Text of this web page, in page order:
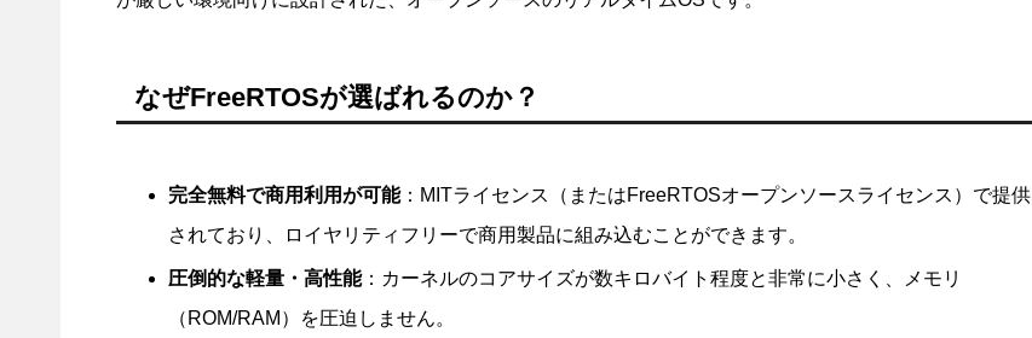
なぜFreeRTOSが選ばれるのか？
完全無料で商用利用が可能：MITライセンス（またはFreeRTOSオープンソースライセンス）で提供
されており、ロイヤリティフリーで商用製品に組み込むことができます。
圧倒的な軽量・高性能：カーネルのコアサイズが数キロバイト程度と非常に小さく、メモリ
（ROM/RAM）を圧迫しません。